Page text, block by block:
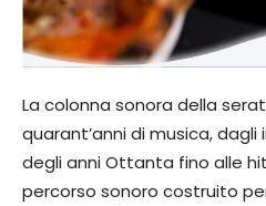
La colonna sonora della
quarant’anni di musica,
degli anni Ottanta fino alle
percorso sonoro costruito